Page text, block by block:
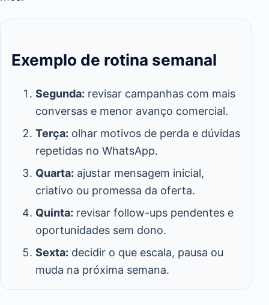
Exemplo de rotina semanal
Segunda: revisar campanhas com mais
conversas e menor avanço comercial.
Terça: olhar motivos de perda e dúvidas
repetidas no WhatsApp.
Quarta: ajustar mensagem inicial,
criativo ou promessa da oferta.
Quinta: revisar follow-ups pendentes e
oportunidades sem dono.
Sexta: decidir o que escala, pausa ou
muda na próxima semana.